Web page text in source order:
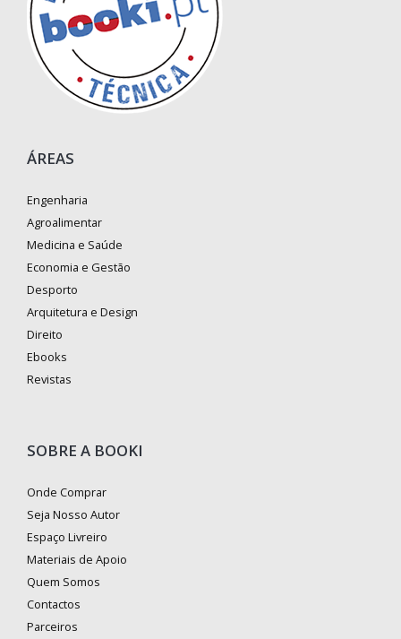
ÁREAS
Engenharia
Agroalimentar
Medicina e Saúde
Economia e Gestão
Desporto
Arquitetura e Design
Direito
Ebooks
Revistas
SOBRE A BOOKI
Onde Comprar
Seja Nosso Autor
Espaço Livreiro
Materiais de Apoio
Quem Somos
Contactos
Parceiros